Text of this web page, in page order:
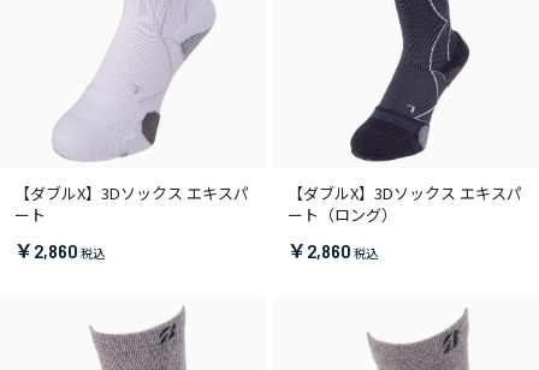
【ダブルX】3Dソックス エキスパ
ート
￥2,860
【ダブルX】3Dソックス エキスパ
ート（ロング）
￥2,860